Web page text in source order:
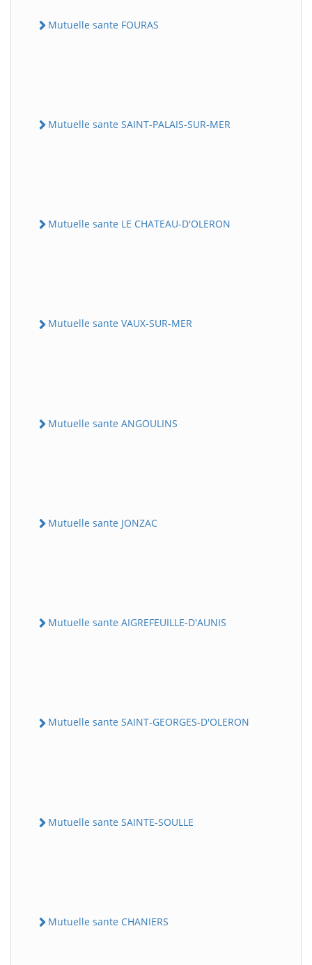
Mutuelle sante FOURAS
Mutuelle sante SAINT-PALAIS-SUR-MER
Mutuelle sante LE CHATEAU-D'OLERON
Mutuelle sante VAUX-SUR-MER
Mutuelle sante ANGOULINS
Mutuelle sante JONZAC
Mutuelle sante AIGREFEUILLE-D'AUNIS
Mutuelle sante SAINT-GEORGES-D'OLERON
Mutuelle sante SAINTE-SOULLE
Mutuelle sante CHANIERS